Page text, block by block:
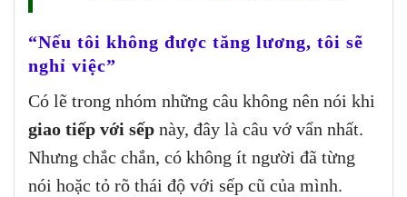
“Nếu tôi không được tăng lương, tôi sẽ
nghỉ việc”
Có lẽ trong nhóm những câu không nên nói khi
giao tiếp với sếp này, đây là câu vớ vẩn nhất.
Nhưng chắc chắn, có không ít người đã từng
nói hoặc tỏ rõ thái độ với sếp cũ của mình.